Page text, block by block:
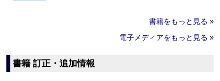
書籍をもっと見る »
電子メディアをもっと見る »
書籍 訂正・追加情報